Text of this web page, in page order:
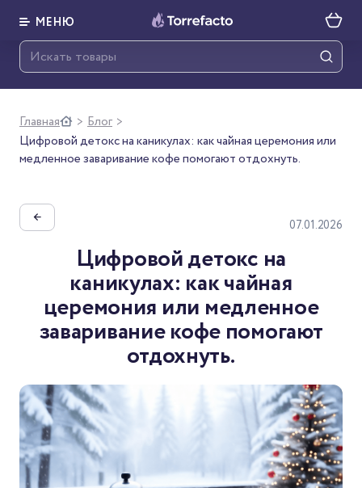
МЕНЮ
Главная > Блог >
Цифровой детокс на каникулах: как чайная церемония или
медленное заваривание кофе помогают отдохнуть.
← 07.01.2026
Цифровой детокс на
каникулах: как чайная
церемония или медленное
заваривание кофе помогают
отдохнуть.